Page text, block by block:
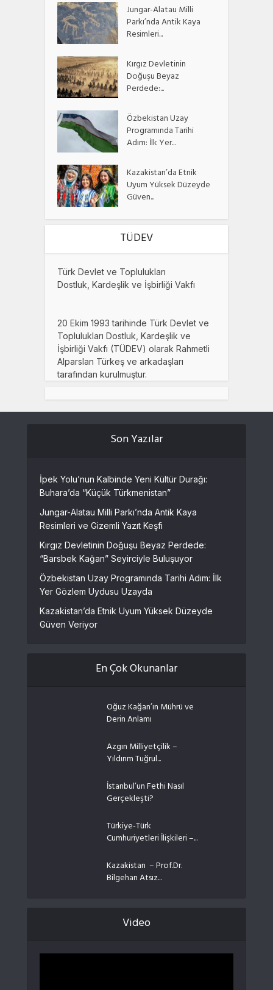
Jungar-Alatau Milli
Parkı’nda Antik Kaya
Resimleri...
Kırgız Devletinin
Doğuşu Beyaz
Perdede:...
Özbekistan Uzay
Programında Tarihi
Adım: İlk Yer...
Kazakistan’da Etnik
Uyum Yüksek Düzeyde
Güven...
TÜDEV
Türk Devlet ve Toplulukları
Dostluk, Kardeşlik ve İşbirliği Vakfı
20 Ekim 1993 tarihinde Türk Devlet ve
Toplulukları Dostluk, Kardeşlik ve
İşbirliği Vakfı (TÜDEV) olarak Rahmetli
Alparslan Türkeş ve arkadaşları
tarafından kurulmuştur.
Son Yazılar
İpek Yolu’nun Kalbinde Yeni Kültür Durağı:
Buhara’da “Küçük Türkmenistan”
Jungar-Alatau Milli Parkı’nda Antik Kaya
Resimleri ve Gizemli Yazıt Keşfi
Kırgız Devletinin Doğuşu Beyaz Perdede:
“Barsbek Kağan” Seyirciyle Buluşuyor
Özbekistan Uzay Programında Tarihi Adım: İlk
Yer Gözlem Uydusu Uzayda
Kazakistan’da Etnik Uyum Yüksek Düzeyde
Güven Veriyor
En Çok Okunanlar
Oğuz Kağan’ın Mührü ve
Derin Anlamı
Azgın Milliyetçilik –
Yıldırım Tuğrul...
İstanbul’un Fethi Nasıl
Gerçekleşti?
Türkiye-Türk
Cumhuriyetleri İlişkileri –...
Kazakistan – Prof.Dr.
Bilgehan Atsız...
Video